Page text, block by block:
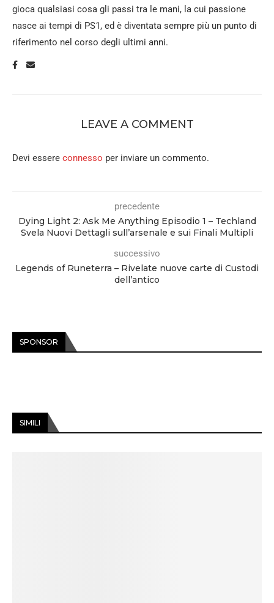
gioca qualsiasi cosa gli passi tra le mani, la cui passione
nasce ai tempi di PS1, ed è diventata sempre più un punto di
riferimento nel corso degli ultimi anni.
LEAVE A COMMENT
Devi essere connesso per inviare un commento.
precedente
Dying Light 2: Ask Me Anything Episodio 1 – Techland
Svela Nuovi Dettagli sull’arsenale e sui Finali Multipli
successivo
Legends of Runeterra – Rivelate nuove carte di Custodi
dell’antico
SPONSOR
SIMILI